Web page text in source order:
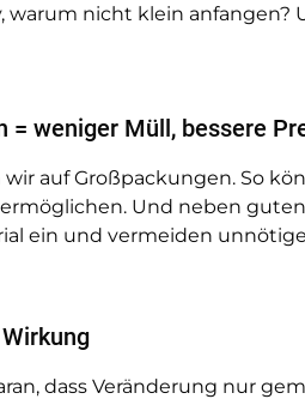
warum nicht klein anfangen?
= weniger Müll, bessere
wir auf Großpackungen. So
Und neben
ein und vermeiden
dass Veränderung nur